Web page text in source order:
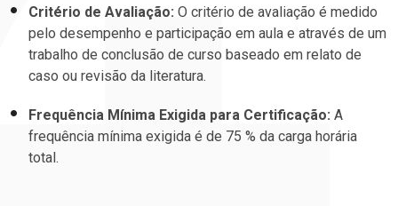
Critério de Avaliação: O critério de avaliação é medido
pelo desempenho e participação em aula e através de um
trabalho de conclusão de curso baseado em relato de
caso ou revisão da literatura.
Frequência Mínima Exigida para Certificação: A
frequência mínima exigida é de 75 % da carga horária
total.